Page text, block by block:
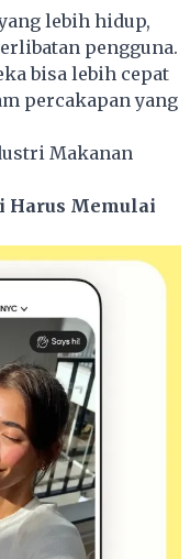
lebih hidup,
pengguna.
bisa lebih cepat
percakapan yang
Makanan
Harus Memulai